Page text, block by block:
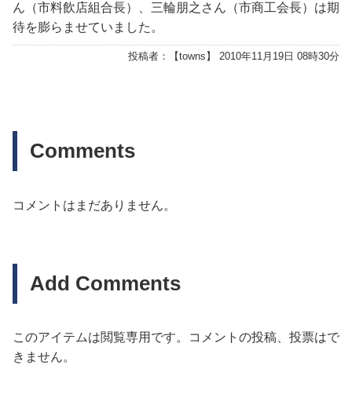
ん（市料飲店組合長）、三輪朋之さん（市商工会長）は期
待を膨らませていました。
投稿者：【towns 】 2010年11月19日 08時30分
Comments
コメントはまだありません。
Add Comments
このアイテムは閲覧専用です。コメントの投稿、投票はで
きません。